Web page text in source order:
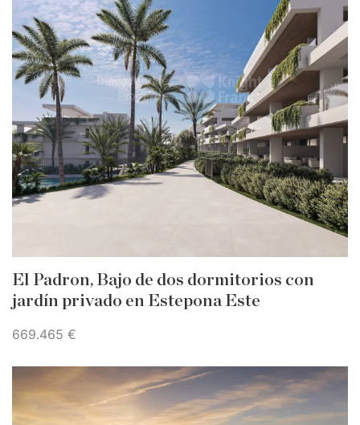
El Padron, Bajo de dos dormitorios con
jardín privado en Estepona Este
669.465 €